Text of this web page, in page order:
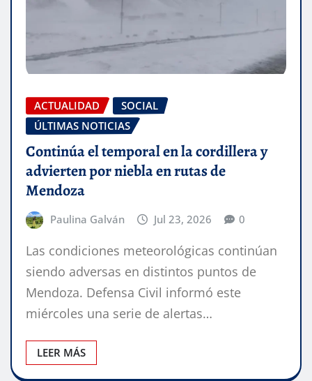
ACTUALIDAD
SOCIAL
ÚLTIMAS NOTICIAS
Continúa el temporal en la cordillera y
advierten por niebla en rutas de
Mendoza
Paulina Galván Jul 23, 2026 0
Las condiciones meteorológicas continúan
siendo adversas en distintos puntos de
Mendoza. Defensa Civil informó este
miércoles una serie de alertas…
LEER MÁS